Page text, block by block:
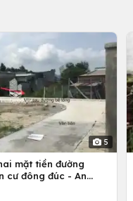
5
mặt tiền đường
cư đông đúc - An
Rịa